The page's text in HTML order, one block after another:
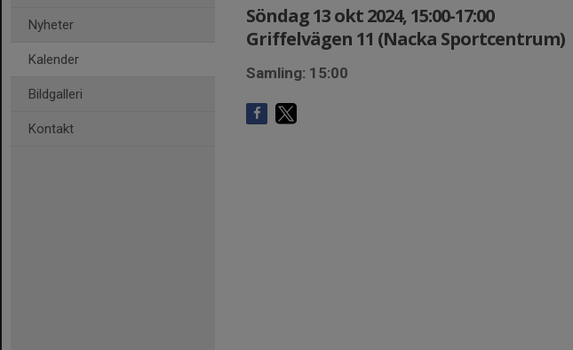
Nyheter
Kalender
Bildgalleri
Kontakt
Söndag 13 okt 2024, 15:00-17:00
Griffelvägen 11 (Nacka Sportcentrum)
Samling: 15:00